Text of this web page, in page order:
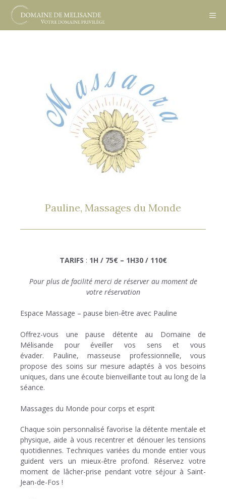
contenu
Pauline, Massages du Monde
TARIFS : 1H / 75€ – 1H30 / 110€
Pour plus de facilité merci de réserver au moment de
votre réservation
Espace Massage – pause bien-être avec Pauline
Offrez-vous une pause détente au Domaine de
Mélisande pour éveiller vos sens et vous
évader. Pauline, masseuse professionnelle, vous
propose des soins sur mesure adaptés à vos besoins
uniques, dans une écoute bienveillante tout au long de la
séance.
Massages du Monde pour corps et esprit
Chaque soin personnalisé favorise la détente mentale et
physique, aide à vous recentrer et dénouer les tensions
quotidiennes. Techniques variées du monde entier vous
guident vers un mieux-être profond. Réservez votre
moment de lâcher-prise pendant votre séjour à Saint-
Jean-de-Fos !